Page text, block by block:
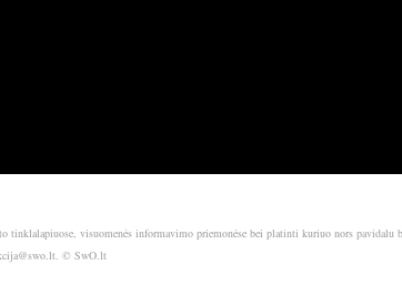
tinklalapiuose, visuomenės informavimo priemonėse bei platinti kuriuo nors pavidalu
© SwO.lt